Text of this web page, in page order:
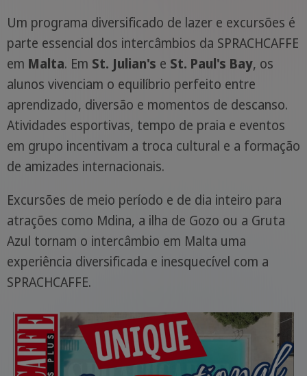
Um programa diversificado de lazer e excursões é
parte essencial dos intercâmbios da SPRACHCAFFE
em Malta. Em St. Julian's e St. Paul's Bay, os
alunos vivenciam o equilíbrio perfeito entre
aprendizado, diversão e momentos de descanso.
Atividades esportivas, tempo de praia e eventos
em grupo incentivam a troca cultural e a formação
de amizades internacionais.
Excursões de meio período e de dia inteiro para
atrações como Mdina, a ilha de Gozo ou a Gruta
Azul tornam o intercâmbio em Malta uma
experiência diversificada e inesquecível com a
SPRACHCAFFE.